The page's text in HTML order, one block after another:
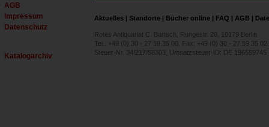
AGB
Impressum
Datenschutz
Katalogarchiv
Aktuelles | Standorte | Bücher online | FAQ | AGB |
Rotes Antiquariat C. Bartsch, Rungestr. 20, 10179 Berlin
Tel.: +49 (0) 30 - 27 59 35 00, Fax: +49 (0) 30 - 27 59 35 02
Steuer-Nr. 34/217/58303, Umsatzsteuer-ID: DE 196559745